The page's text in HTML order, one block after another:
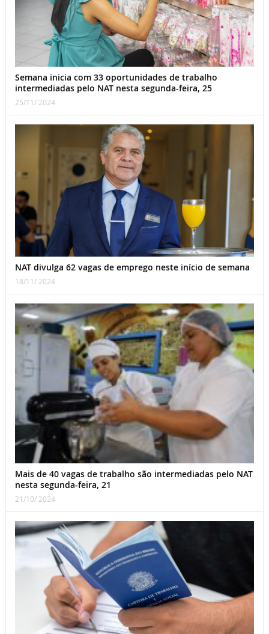
Semana inicia com 33 oportunidades de trabalho
intermediadas pelo NAT nesta segunda-feira, 25
25/11/ 2024
NAT divulga 62 vagas de emprego neste início de semana
18/11/ 2024
Mais de 40 vagas de trabalho são intermediadas pelo NAT
nesta segunda-feira, 21
21/10/ 2024